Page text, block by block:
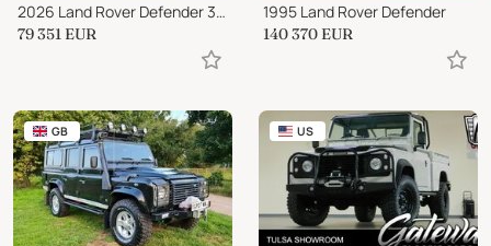
2026 Land Rover Defender 3.0 D350 MHEV X-Dynamic HSE Hard Top SUV Auto 4WD
79 351 EUR
1995 Land Rover Defender
140 370 EUR
GB US